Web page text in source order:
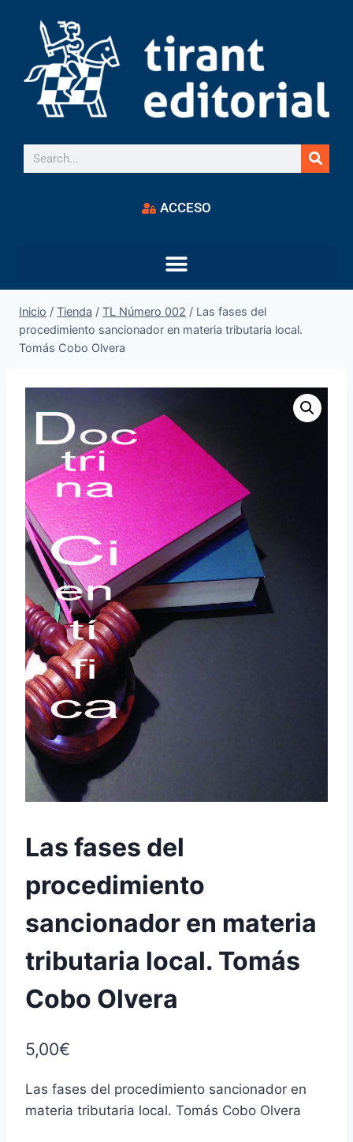
ACCESO
Inicio / Tienda / TL Número 002 / Las fases del
procedimiento sancionador en materia tributaria local.
Tomás Cobo Olvera
Las fases del
procedimiento
sancionador en materia
tributaria local. Tomás
Cobo Olvera
5,00€
Las fases del procedimiento sancionador en
materia tributaria local. Tomás Cobo Olvera